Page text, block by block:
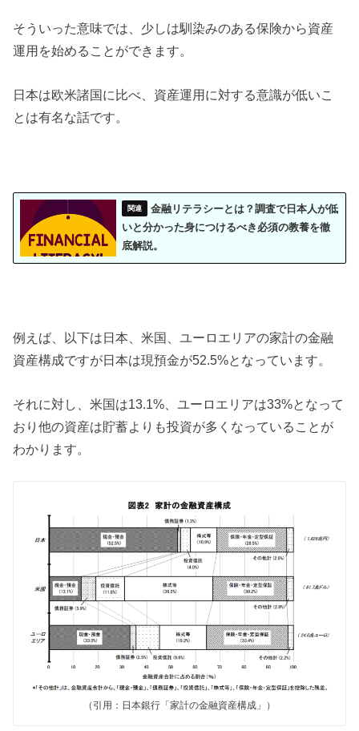
そういった意味では、少しは馴染みのある保険から資産
運用を始めることができます。
日本は欧米諸国に比べ、資産運用に対する意識が低いこ
とは有名な話です。
金融リテラシーとは？調査で日本人が低
いと分かった身につけるべき必須の教養を徹
底解説。
例えば、以下は日本、米国、ユーロエリアの家計の金融
資産構成ですが日本は現預金が52.5%となっています。
それに対し、米国は13.1%、ユーロエリアは33%となって
おり他の資産は貯蓄よりも投資が多くなっていることが
わかります。
（引用：日本銀行「家計の金融資産構成」）